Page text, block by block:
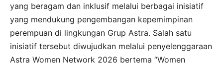
yang beragam dan inklusif melalui berbagai inisiatif
yang mendukung pengembangan kepemimpinan
perempuan di lingkungan Grup Astra. Salah satu
inisiatif tersebut diwujudkan melalui penyelenggaraan
Astra Women Network 2026 bertema “Women